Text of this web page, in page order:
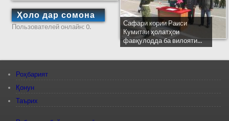
Ҳоло дар сомона
Пользователей онлайн: 0.
Сафари кории Раиси
Кумитаи ҳолатҳои
фавқулодда ба вилояти...
Роҳбарият
Қонун
Таърих